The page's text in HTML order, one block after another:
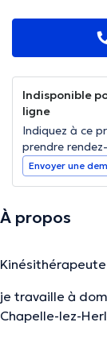
Indisponible
ligne
Indiquez à ce
prendre
Envoyer une
À propos
je travaille à
Chapelle-lez-